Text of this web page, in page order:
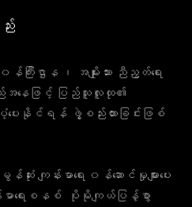
း
ကြီးဌာန ၊ အမျိုးသား ညီညွတ်ရေး
အနေဖြင့် ပြည်သူလူထု၏
ေးနိုင်ရန် ဖွဲ့စည်းထားခြင်းဖြစ်
း ကျန်းမာရေး ၀န်ဆောင်မှုများပေး
ရေးစနစ် ပိုမိုကျယ်ပြန့်စွာ